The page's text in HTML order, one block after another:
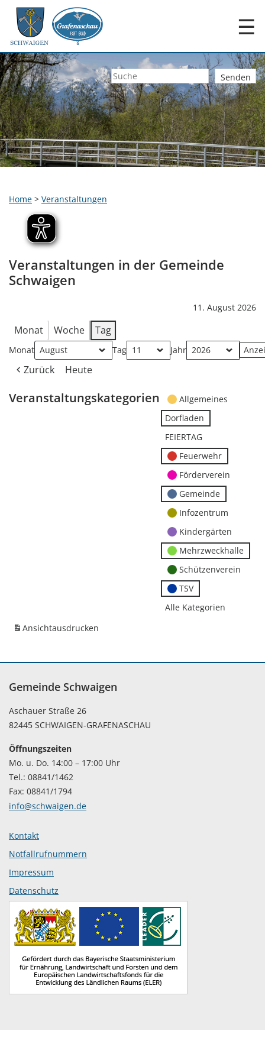
☰
Home > Veranstaltungen
Veranstaltungen in der Gemeinde
Schwaigen
11. August 2026
Monat Woche Tag
Monat Tag Jahr
Zurück Heute
Veranstaltungskategorien
Allgemeines
Dorfladen
FEIERTAG
Feuerwehr
Förderverein
Gemeinde
Infozentrum
Kindergärten
Mehrzweckhalle
Schützenverein
TSV
Alle Kategorien
Ansichtausdrucken
Gemeinde Schwaigen
Aschauer Straße 26
82445 SCHWAIGEN-GRAFENASCHAU
Öffnungszeiten
Mo. u. Do. 14:00 – 17:00 Uhr
Tel.: 08841/1462
Fax: 08841/1794
info@schwaigen.de
Kontakt
Notfallrufnummern
Impressum
Datenschutz